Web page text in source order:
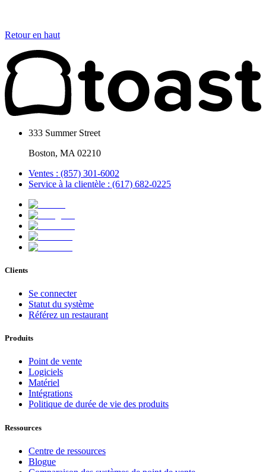
Retour en haut
333 Summer Street
Boston, MA 02210
Ventes : (857) 301-6002
Service à la clientèle : (617) 682-0225
Clients
Se connecter
Statut du système
Référez un restaurant
Produits
Point de vente
Logiciels
Matériel
Intégrations
Politique de durée de vie des produits
Ressources
Centre de ressources
Blogue